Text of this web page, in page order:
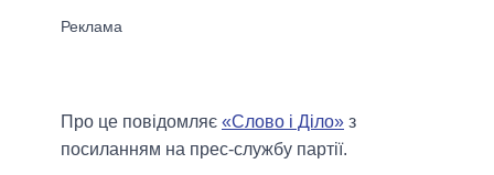
Про це повідомляє «Слово і Діло» з
посиланням на прес-службу партії.